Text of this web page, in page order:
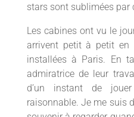
stars sont sublimées par
Les cabines ont vu le
arrivent petit à petit en
installées à Paris. En
admiratrice de leur
d’un instant de
raisonnable. Je me suis